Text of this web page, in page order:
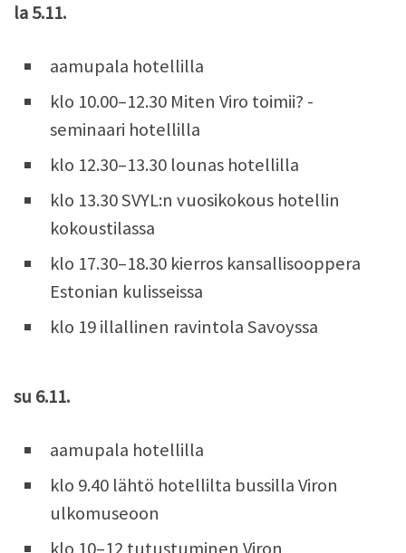
la 5.11.
aamupala hotellilla
klo 10.00–12.30 Miten Viro toimii? -
seminaari hotellilla
klo 12.30–13.30 lounas hotellilla
klo 13.30 SVYL:n vuosikokous hotellin
kokoustilassa
klo 17.30–18.30 kierros kansallisooppera
Estonian kulisseissa
klo 19 illallinen ravintola Savoyssa
su 6.11.
aamupala hotellilla
klo 9.40 lähtö hotellilta bussilla Viron
ulkomuseoon
klo 10–12 tutustuminen Viron